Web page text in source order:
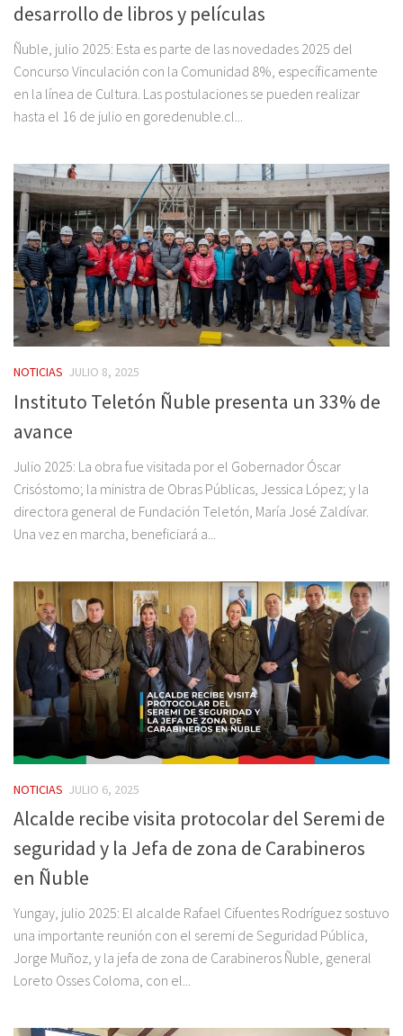
desarrollo de libros y películas
Ñuble, julio 2025: Esta es parte de las novedades 2025 del
Concurso Vinculación con la Comunidad 8%, específicamente
en la línea de Cultura. Las postulaciones se pueden realizar
hasta el 16 de julio en goredenuble.cl...
NOTICIAS JULIO 8, 2025
Instituto Teletón Ñuble presenta un 33% de
avance
Julio 2025: La obra fue visitada por el Gobernador Óscar
Crisóstomo; la ministra de Obras Públicas, Jessica López; y la
directora general de Fundación Teletón, María José Zaldívar.
Una vez en marcha, beneficiará a...
NOTICIAS JULIO 6, 2025
Alcalde recibe visita protocolar del Seremi de
seguridad y la Jefa de zona de Carabineros
en Ñuble
Yungay, julio 2025: El alcalde Rafael Cifuentes Rodríguez sostuvo
una importante reunión con el seremi de Seguridad Pública,
Jorge Muñoz, y la jefa de zona de Carabineros Ñuble, general
Loreto Osses Coloma, con el...